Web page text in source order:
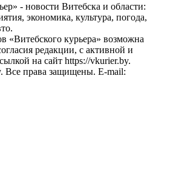
- новости Витебска и области:
экономика, культура, погода,
«Витебского курьера» возможна
редакции, с активной и
на сайт https://vkurier.by.
Все права защищены. E-mail: